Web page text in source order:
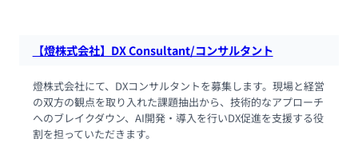
【燈株式会社】DX Consultant/コンサルタント
燈株式会社にて、DXコンサルタントを募集します。現場と経営
の双方の観点を取り入れた課題抽出から、技術的なアプローチ
へのブレイクダウン、AI開発・導入を行いDX促進を支援する役
割を担っていただきます。